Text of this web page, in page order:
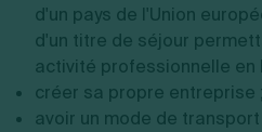
d'un pays de l'Union
d'un titre de séjour
activité professionnelle en
créer sa propre entreprise ;
avoir un mode de